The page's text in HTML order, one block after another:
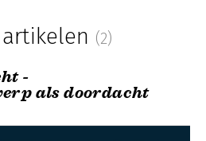
(2)
-
als doordacht